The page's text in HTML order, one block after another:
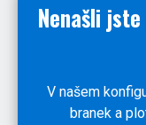
Nenašli
V našem
branek a